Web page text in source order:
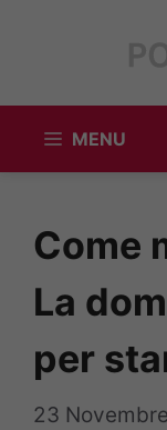
MENU
Come
La
per
23